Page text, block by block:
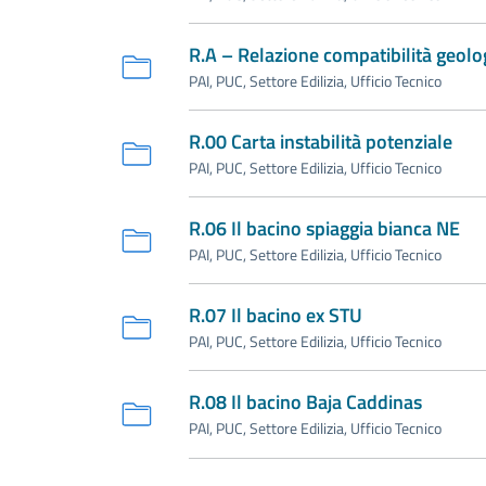
R.A – Relazione compatibilità
PAI, PUC, Settore Edilizia, Ufficio Tecnico
R.00 Carta instabilità potenziale
PAI, PUC, Settore Edilizia, Ufficio Tecnico
R.06 Il bacino spiaggia bianca NE
PAI, PUC, Settore Edilizia, Ufficio Tecnico
R.07 Il bacino ex STU
PAI, PUC, Settore Edilizia, Ufficio Tecnico
R.08 Il bacino Baja Caddinas
PAI, PUC, Settore Edilizia, Ufficio Tecnico